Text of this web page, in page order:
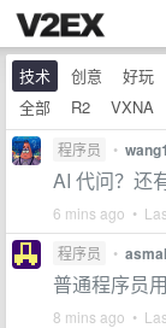
技术 创意 好玩
全部
R2 VXNA
程序员 •
AI 代问？还
6 mins ago •
程序员 •
普通程序员
8 mins ago •